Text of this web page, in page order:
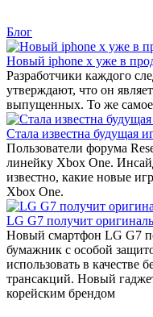
Блог
Новый iphone x уже в
Разработчики каждого
утверждают, что он
выпущенных. То же самое
Стала известна будущая
Пользователи форума
линейку Xbox One.
известно, какие новые
Xbox One.
LG G7 получит
Новый смартфон LG G7
бумажник с особой
использовать в качестве
трансакций. Новый
корейским брендом